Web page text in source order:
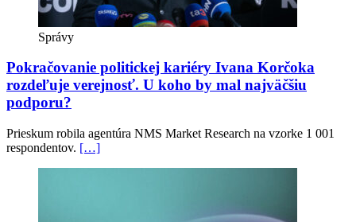
Správy
Pokračovanie politickej kariéry Ivana Korčoka
rozdeľuje verejnosť. U koho by mal najväčšiu
podporu?
Prieskum robila agentúra NMS Market Research na vzorke 1 001
respondentov. […]